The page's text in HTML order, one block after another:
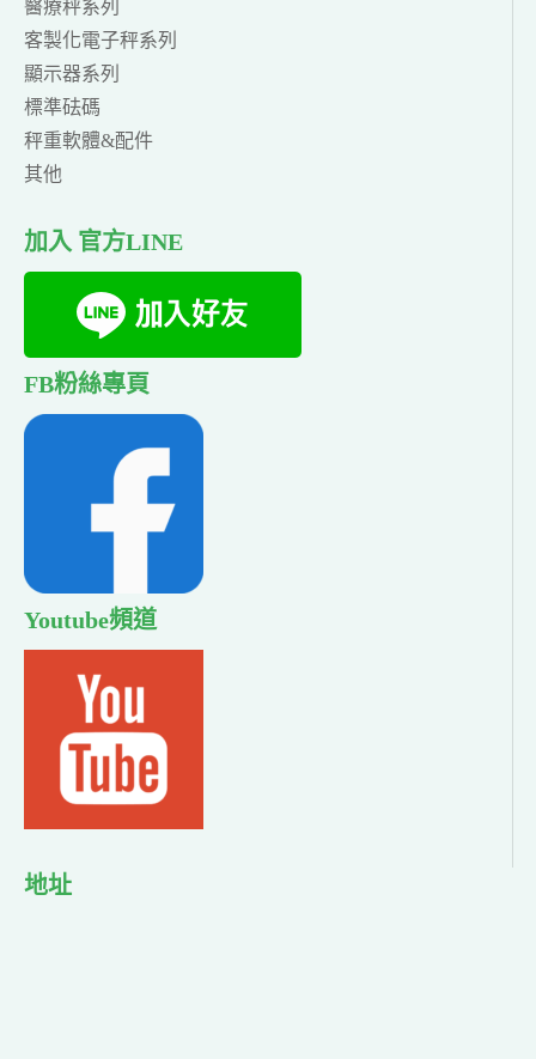
醫療秤系列
客製化電子秤系列
顯示器系列
標準砝碼
秤重軟體&配件
其他
加入 官方LINE
FB粉絲專頁
Youtube頻道
地址